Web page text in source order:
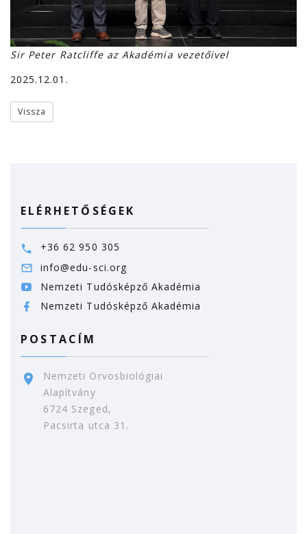
Sir Peter Ratcliffe az Akadémia vezetőivel
2025.12.01.
Vissza
ELÉRHETŐSÉGEK
+36 62 950 305
info@edu-sci.org
Nemzeti Tudósképző Akadémia
Nemzeti Tudósképző Akadémia
POSTACÍM
Nemzeti Orvosbiológiai
Alapítvány
6724 Szeged,
Pacsirta utca 31.